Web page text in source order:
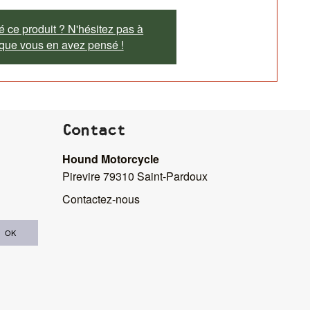
ce produit ? N'hésitez pas à
vous en avez pensé !
OK
Contact
Hound Motorcycle
Pirevire 79310 Saint-Pardoux
Contactez-nous